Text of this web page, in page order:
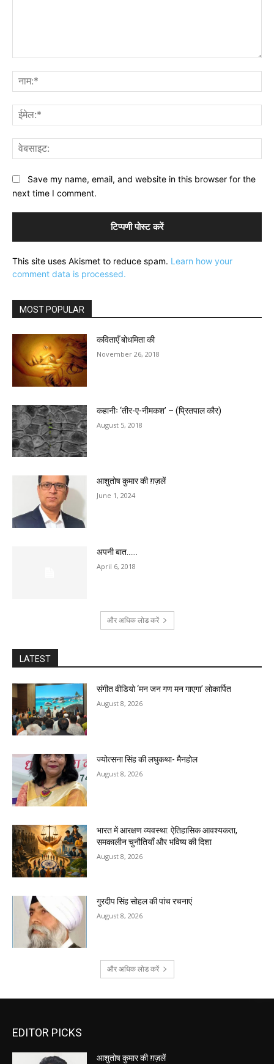
Save my name, email, and website in this browser for the
next time I comment.
This site uses Akismet to reduce spam. Learn how your
comment data is processed.
MOST POPULAR
कविताएँ बोधमिता की
November 26, 2018
कहानीः ‘तीर-ए-नीमकश’ – (प्रितपाल कौर)
August 5, 2018
आशुतोष कुमार की ग़ज़लें
June 1, 2024
अपनी बात……
April 6, 2018
और अधिक लोड करें
LATEST
संगीत वीडियो ‘मन जन गण मन गाएगा’ लोकार्पित
August 8, 2026
ज्योत्सना सिंह की लघुकथा- मैनहोल
August 8, 2026
भारत में आरक्षण व्यवस्था: ऐतिहासिक आवश्यकता,
समकालीन चुनौतियाँ और भविष्य की दिशा
August 8, 2026
गुरदीप सिंह सोहल की पांच रचनाएं
August 8, 2026
और अधिक लोड करें
EDITOR PICKS
आशुतोष कुमार की ग़ज़लें